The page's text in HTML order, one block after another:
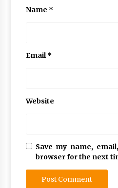
Name *
Email*
Website
Save my name,
browser for the next